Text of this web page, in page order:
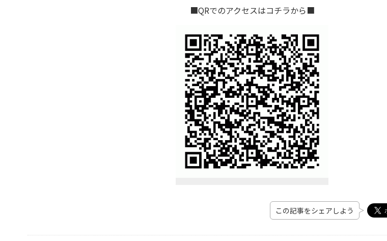
■QRでのアクセスはコチラから■
この記事をシェアしよう